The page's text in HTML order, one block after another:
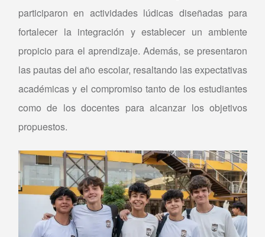
participaron en actividades lúdicas diseñadas para
fortalecer la integración y establecer un ambiente
propicio para el aprendizaje. Además, se presentaron
las pautas del año escolar, resaltando las expectativas
académicas y el compromiso tanto de los estudiantes
como de los docentes para alcanzar los objetivos
propuestos.